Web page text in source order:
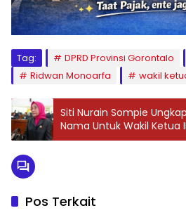
Tag: DPRD Provinsi Gorontalo
Ridwan Monoarfa
wakil
Siti Nurain Sompie
Nama Untuk Wakil Ketua
Gorontalo
Pos Terkait